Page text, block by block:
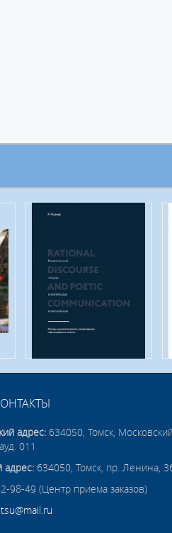
адрес: 634050, Томск,
011
адрес: 634050, Томск, пр. Ленина,
98-49 (Центр приема заказов)